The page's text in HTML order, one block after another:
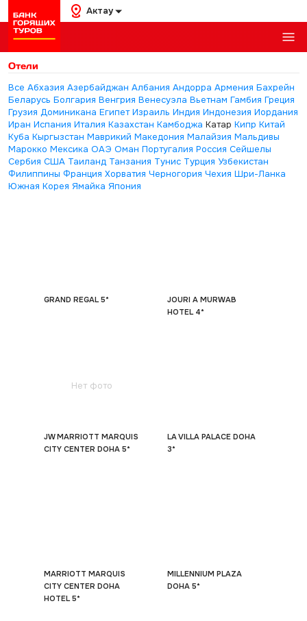
Актау
Отели
Все Абхазия Азербайджан Албания Андорра Армения Бахрейн
Беларусь Болгария Венгрия Венесуэла Вьетнам Гамбия Греция
Грузия Доминикана Египет Израиль Индия Индонезия Иордания
Иран Испания Италия Казахстан Камбоджа Катар Кипр Китай
Куба Кыргызстан Маврикий Македония Малайзия Мальдивы
Марокко Мексика ОАЭ Оман Португалия Россия Сейшелы
Сербия США Таиланд Танзания Тунис Турция Узбекистан
Филиппины Франция Хорватия Черногория Чехия Шри-Ланка
Южная Корея Ямайка Япония
GRAND REGAL 5*
JOURI A MURWAB
HOTEL 4*
Нет фото
JW MARRIOTT MARQUIS
CITY CENTER DOHA 5*
LA VILLA PALACE DOHA
3*
MARRIOTT MARQUIS
CITY CENTER DOHA
HOTEL 5*
MILLENNIUM PLAZA
DOHA 5*